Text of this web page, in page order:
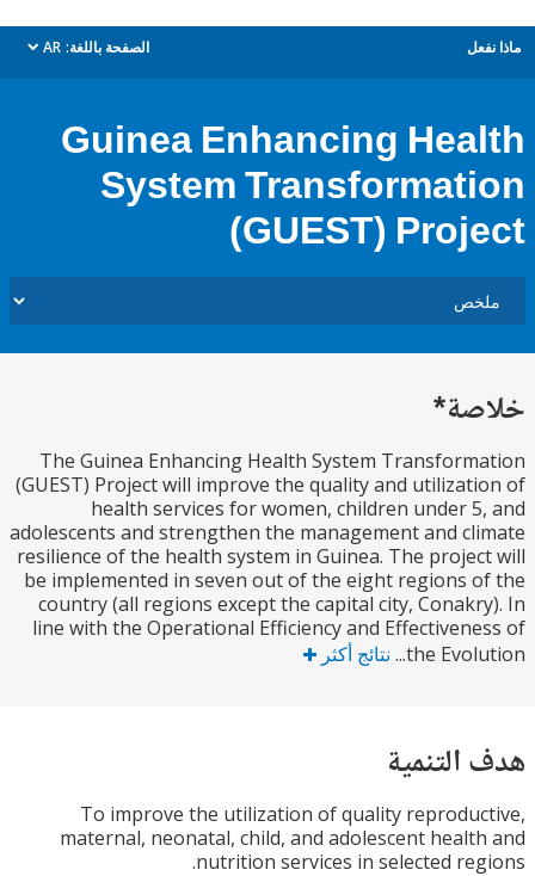
الصفحة باللغة: AR
dropdown
Guinea Enhancing
System
(GUEST)
The Guinea Enhancing Health System
(GUEST) Project will improve the quality and
health services for women, children under
adolescents and strengthen the management and
resilience of the health system in Guinea. The
be implemented in seven out of the eight regions
country (all regions except the capital city,
line with the Operational Efficiency and
the نتائج أكثر
To improve the utilization of quality
maternal, neonatal, child, and adolescent
nutrition services in selected